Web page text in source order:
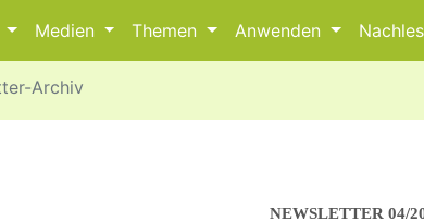
Medien Themen Anwenden
Archiv
NEWSLETTER 04/